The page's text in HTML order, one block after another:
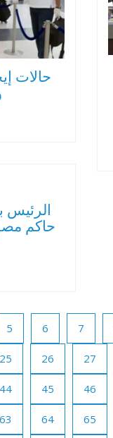
حالات
حاكم
5 6 7
25 26 27
44 45 46
63 64 65